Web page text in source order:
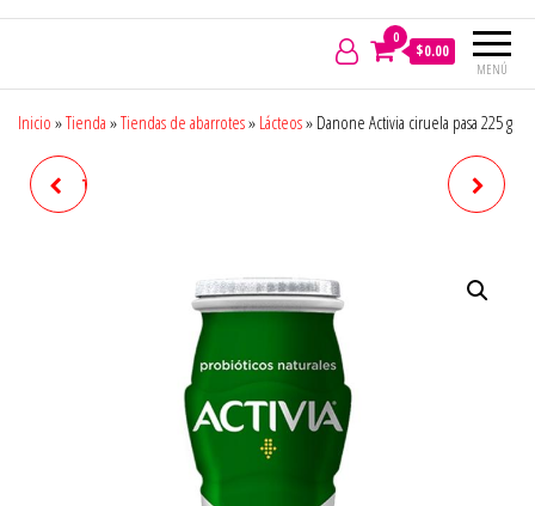
MENÚ
0
$0.00
Inicio »Tienda »Tiendas de abarrotes» Lácteos» Danone Activia ciruela pasa 225 g
TORTILLINAS TÍA ROSA DE